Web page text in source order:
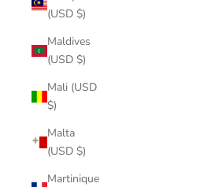
(USD $)
Maldives
(USD $)
Mali (USD
$)
Malta
(USD $)
Martinique